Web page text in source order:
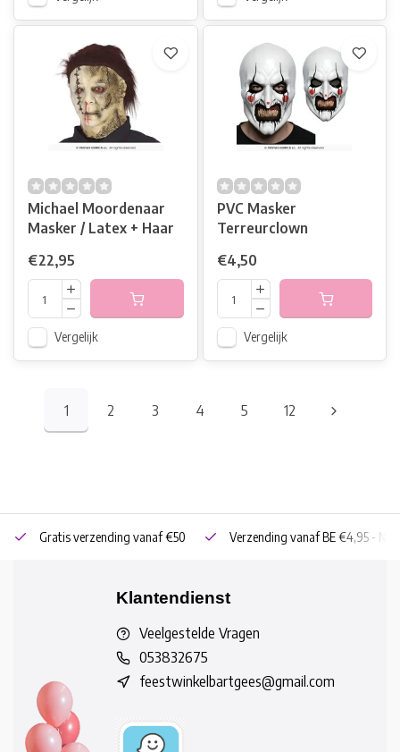
Michael Moordenaar
Masker / Latex + Haar
€22,95
Vergelijk
PVC Masker
Terreurclown
€4,50
Vergelijk
1 2 3 4 5 12
Gratis verzending vanaf €50 Verzending vanaf BE €4,95 - NL
Klantendienst
Veelgestelde Vragen
053832675
feestwinkelbartgees@gmail.com